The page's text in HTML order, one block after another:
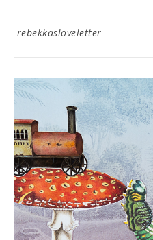
rebekkasloveletter